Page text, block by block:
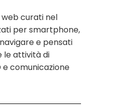
web curati nel
per smartphone,
e pensati
le attività di
e comunicazione